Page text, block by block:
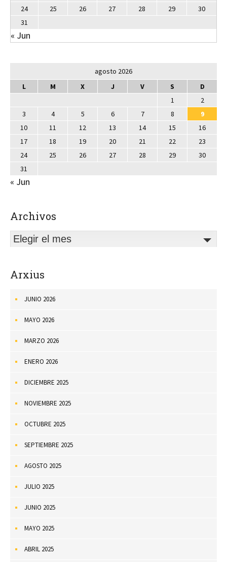
24
25 26 27 28 29
30
31
« Jun
agosto 2026
L
M X J V S
D
1
2
3
4 5 6 7 8
9
10
11 12 13 14 15
16
17
18 19 20 21 22
23
24
25 26 27 28 29
30
31
« Jun
Archivos
Elegir el mes
Arxius
JUNIO 2026
MAYO 2026
MARZO 2026
ENERO 2026
DICIEMBRE 2025
NOVIEMBRE 2025
OCTUBRE 2025
SEPTIEMBRE 2025
AGOSTO 2025
JULIO 2025
JUNIO 2025
MAYO 2025
ABRIL 2025